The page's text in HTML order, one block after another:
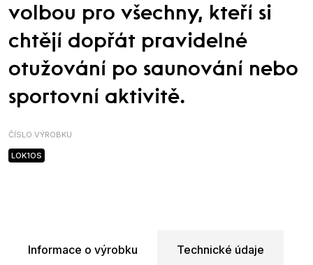
volbou pro všechny, kteří si
chtějí dopřát pravidelné
otužování po saunování nebo
sportovní aktivitě.
ČÍSLO VÝROBKU
LOK1OS
Informace o výrobku Technické údaje